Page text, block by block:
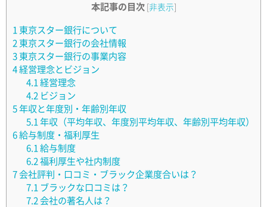
本記事の目次 非表示
1 東京スター銀行について
2 東京スター銀行の会社情報
3 東京スター銀行の事業内容
4 経営理念とビジョン
4.1 経営理念
4.2 ビジョン
5 年収と年度別・年齢別年収
5.1 年収（平均年収、年度別平均年収、年齢別平均年収）
6 給与制度・福利厚生
6.1 給与制度
6.2 福利厚生や社内制度
7 会社評判・口コミ・ブラック企業度合いは？
7.1 ブラックな口コミは？
7.2 会社の著名人は？